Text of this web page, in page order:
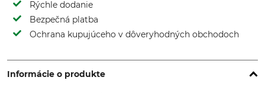
Rýchle dodanie
Bezpečná platba
Ochrana kupujúceho v dôveryhodných obchodoch
Informácie o produkte